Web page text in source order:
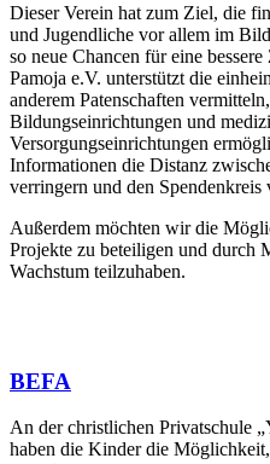
Dieser Verein hat zum Ziel, die
und Jugendliche vor allem im
so neue Chancen für eine
Pamoja e.V. unterstützt die
anderem Patenschaften
Bildungseinrichtungen und
Versorgungseinrichtungen
Informationen die Distanz
verringern und den Spendenkreis
Außerdem möchten wir die
Projekte zu beteiligen und durch
Wachstum teilzuhaben.
BEFA
An der christlichen Privatschule
haben die Kinder die